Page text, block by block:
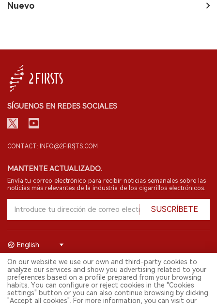
Nuevo
SÍGUENOS EN REDES SOCIALES
CONTACT: INFO@2FIRSTS.COM
MANTENTE ACTUALIZADO.
Envía tu correo electrónico para recibir noticias semanales sobre las
noticias más relevantes de la industria de los cigarrillos electrónicos.
SUSCRÍBETE
© 2026 Shenzhen 2FIRSTS Technology Co.,Ltd. Todos los derechos
reservados.
2FIRSTS solo es accesible para profesionales de la industria,
investigadores, medios y otros profesionales. El acceso por menores
está prohibido.
English
On our website we use our own and third-party cookies to
analyze our services and show you advertising related to your
preferences based on a profile prepared from your browsing
habits. You can configure or reject cookies in the "Cookies
settings" button or you can also continue browsing by clicking
"Accept all cookies". For more information, you can visit our